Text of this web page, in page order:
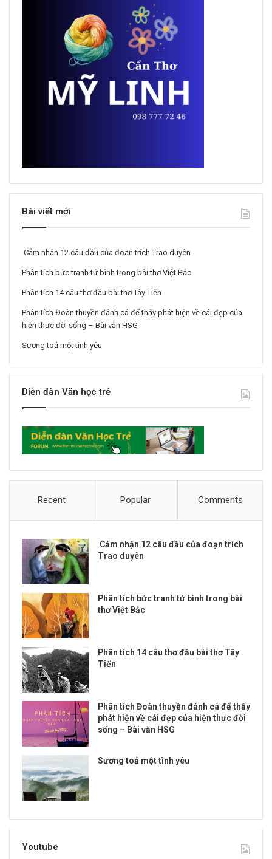
Bài viết mới
Cảm nhận 12 câu đầu của đoạn trích Trao duyên
Phân tích bức tranh tứ bình trong bài thơ Việt Bắc
Phân tích 14 câu thơ đầu bài thơ Tây Tiến
Phân tích Đoàn thuyền đánh cá để thấy phát hiện về cái đẹp của
hiện thực đời sống – Bài văn HSG
Sương toả một tình yêu
Diễn đàn Văn học trẻ
Recent Popular Comments
Cảm nhận 12 câu đầu của đoạn trích
Trao duyên
Phân tích bức tranh tứ bình trong bài
thơ Việt Bắc
Phân tích 14 câu thơ đầu bài thơ Tây
Tiến
Phân tích Đoàn thuyền đánh cá để thấy
phát hiện về cái đẹp của hiện thực đời
sống – Bài văn HSG
Sương toả một tình yêu
Youtube